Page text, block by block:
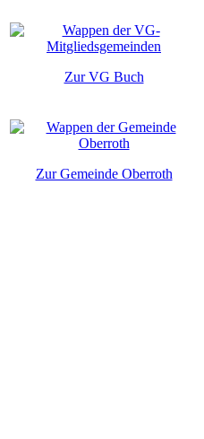
Zur VG Buch
Zur Gemeinde Oberroth